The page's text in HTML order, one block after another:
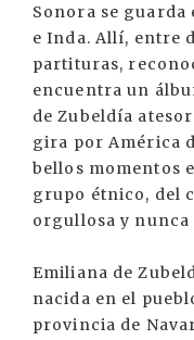
Sonora se guarda
e Inda. Allí, entre
partituras,
encuentra un
de Zubeldía
gira por América
bellos momentos
grupo étnico, del
orgullosa y nunca
Emiliana de
nacida en el
provincia de